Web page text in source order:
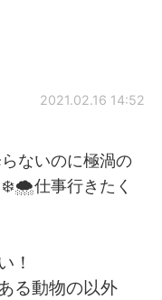
2021.02.16 14:52
ないのに極渦の
❄️🌨仕事行きたく
！
る動物の以外